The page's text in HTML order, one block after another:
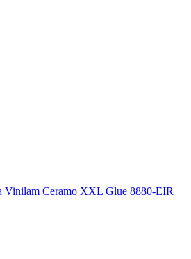
Vinilam Ceramo XXL Glue 8880-EIR